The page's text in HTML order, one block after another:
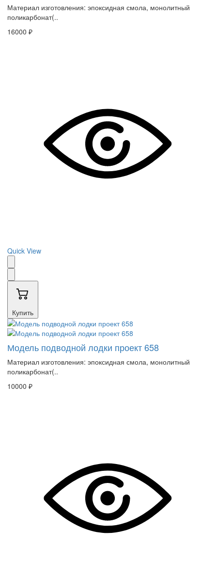
Материал изготовления: эпоксидная смола, монолитный
поликарбонат(..
16000 ₽
Quick View
Купить
Модель подводной лодки проект 658
Материал изготовления: эпоксидная смола, монолитный
поликарбонат(..
10000 ₽